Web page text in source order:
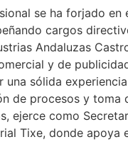
se ha forjado en
cargos
Andaluzas
y de
una sólida
de procesos y toma
ejerce como
Tixe, donde apoya